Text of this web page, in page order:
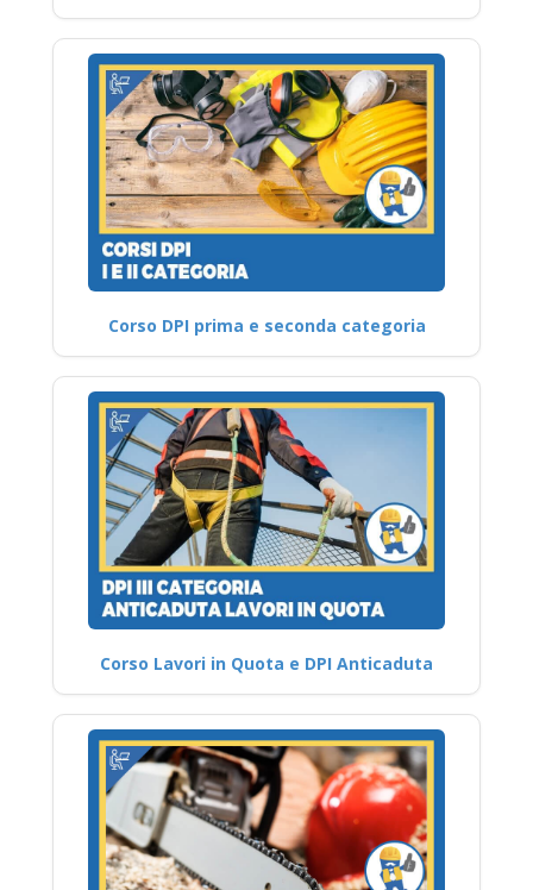
Corso DPI prima e seconda categoria
Corso Lavori in Quota e DPI Anticaduta